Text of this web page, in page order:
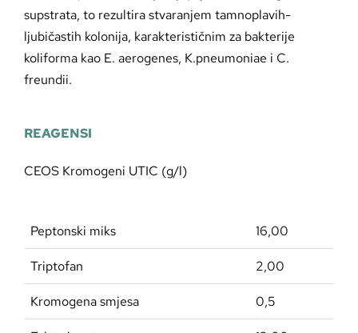
supstrata, to rezultira stvaranjem tamnoplavih-
ljubičastih kolonija, karakterističnim za bakterije
koliforma kao E. aerogenes, K.pneumoniae i C.
freundii.
REAGENSI
CEOS Kromogeni UTIC (g/l)
Peptonski miks 16,00
Triptofan 2,00
Kromogena smjesa 0,5